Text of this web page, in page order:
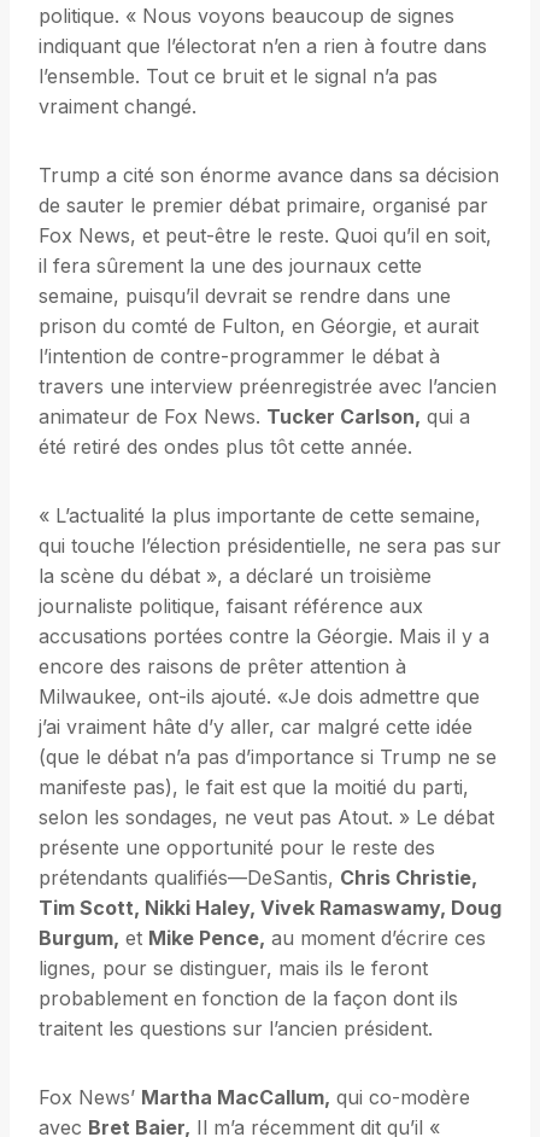
politique. « Nous voyons beaucoup de signes
indiquant que l’électorat n’en a rien à foutre dans
l’ensemble. Tout ce bruit et le signal n’a pas
vraiment changé.
Trump a cité son énorme avance dans sa décision
de sauter le premier débat primaire, organisé par
Fox News, et peut-être le reste. Quoi qu’il en soit,
il fera sûrement la une des journaux cette
semaine, puisqu’il devrait se rendre dans une
prison du comté de Fulton, en Géorgie, et aurait
l’intention de contre-programmer le débat à
travers une interview préenregistrée avec l’ancien
animateur de Fox News. Tucker Carlson, qui a
été retiré des ondes plus tôt cette année.
« L’actualité la plus importante de cette semaine,
qui touche l’élection présidentielle, ne sera pas sur
la scène du débat », a déclaré un troisième
journaliste politique, faisant référence aux
accusations portées contre la Géorgie. Mais il y a
encore des raisons de prêter attention à
Milwaukee, ont-ils ajouté. «Je dois admettre que
j’ai vraiment hâte d’y aller, car malgré cette idée
(que le débat n’a pas d’importance si Trump ne se
manifeste pas), le fait est que la moitié du parti,
selon les sondages, ne veut pas Atout. » Le débat
présente une opportunité pour le reste des
prétendants qualifiés—DeSantis, Chris Christie,
Tim Scott, Nikki Haley, Vivek Ramaswamy, Doug
Burgum, et Mike Pence, au moment d’écrire ces
lignes, pour se distinguer, mais ils le feront
probablement en fonction de la façon dont ils
traitent les questions sur l’ancien président.
Fox News’ Martha MacCallum, qui co-modère
avec Bret Baier, Il m’a récemment dit qu’il «